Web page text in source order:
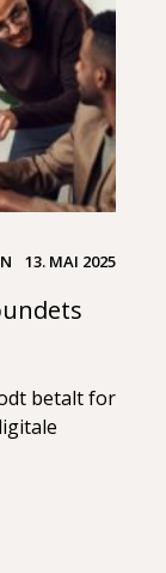
13. MAI 2025
betalt for